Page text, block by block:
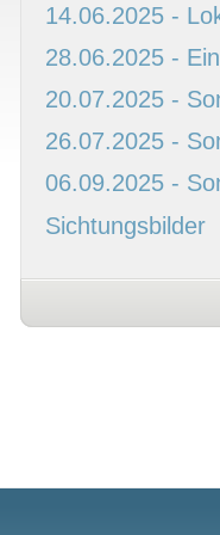
14.06.2025 -
28.06.2025 -
20.07.2025 -
26.07.2025 -
06.09.2025 -
Sichtungsbilder